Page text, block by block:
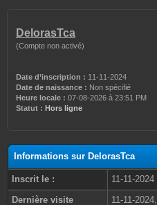
DelorasTca
(Compte non activé)
Date d’inscription : 11-11-2024
Date de naissance : Non spécifié
Heure locale : 07-08-2026 à 23:51 PM
Statut : Hors ligne
Informations sur DelorasTca
Inscrit le :
11-11-2024
Dernière visite
11-11-